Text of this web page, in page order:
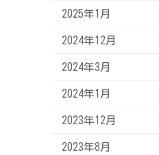
2025年1月
2024年12月
2024年3月
2024年1月
2023年12月
2023年8月